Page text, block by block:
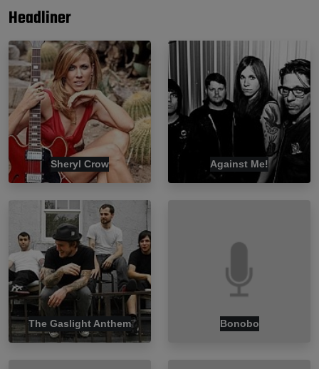
Headliner
Sheryl Crow Against Me!
The Gaslight Anthem Bonobo